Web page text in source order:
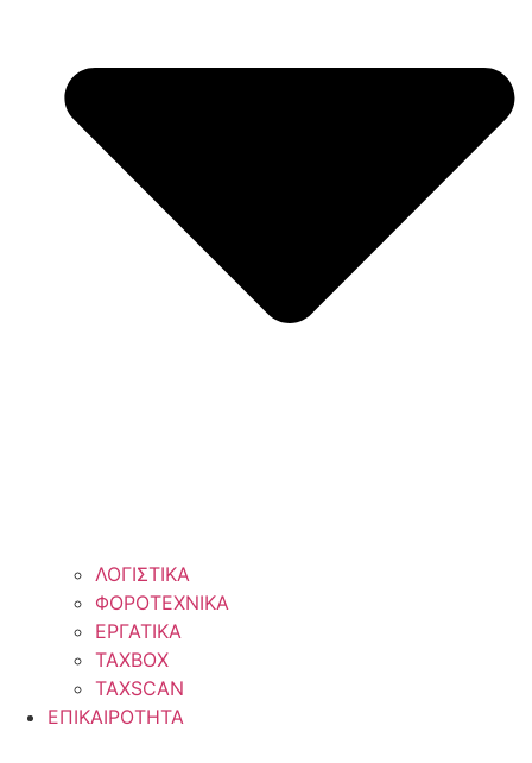
ΛΟΓΙΣΤΙΚΑ
ΦΟΡΟΤΕΧΝΙΚΑ
ΕΡΓΑΤΙΚΑ
TAXBOX
TAXSCAN
ΕΠΙΚΑΙΡΟΤΗΤΑ